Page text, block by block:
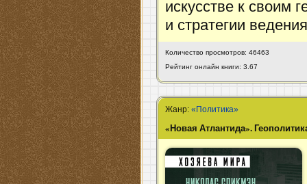
искусстве к своим
и стратегии
Количество просмотров: 46463
Рейтинг онлайн книги: 3.67
Жанр:«Политика»
«Новая Атлантида».